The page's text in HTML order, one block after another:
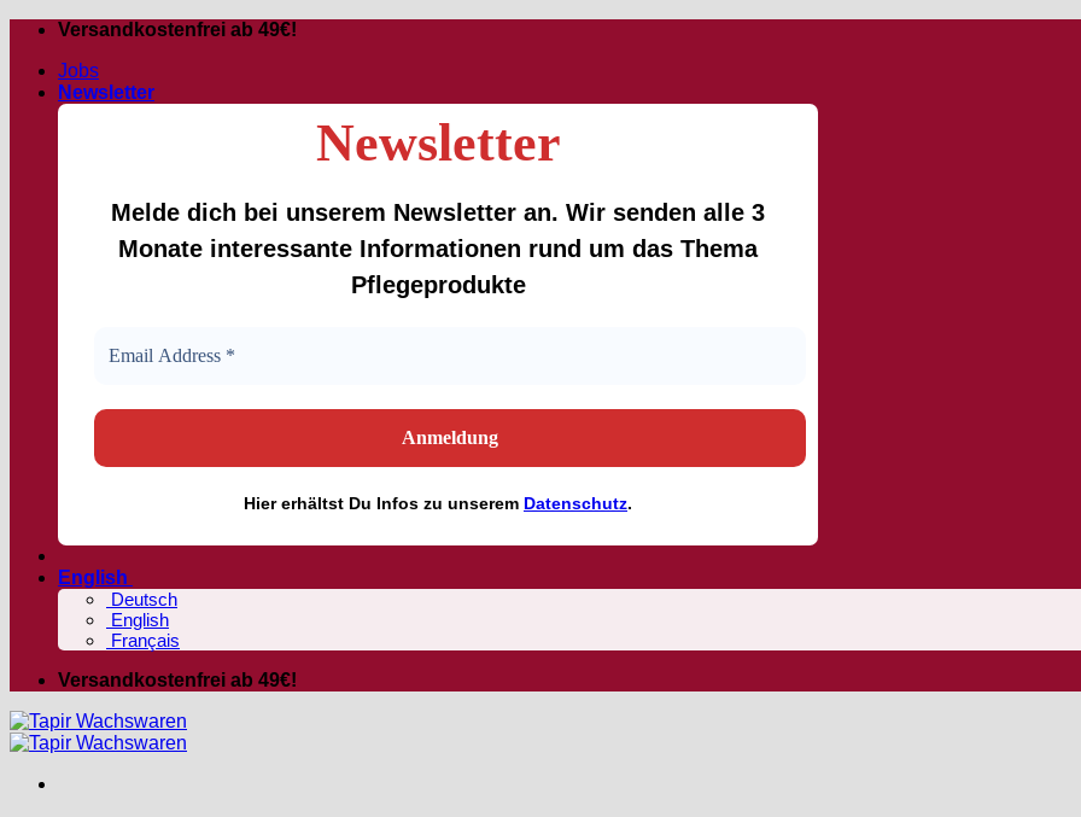
Skip
content
Versandkostenfrei ab 49€!
Jobs
Newsletter
Newsletter
Melde dich bei unserem Newsletter an. Wir senden alle 3
Monate interessante Informationen rund um das Thema
Pflegeprodukte
Hiererhältst Du Infos zu unserem Datenschutz.
English
Deutsch
English
Français
Versandkostenfrei ab 49€!